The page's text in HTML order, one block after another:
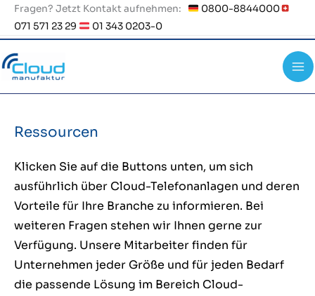
Zum
Inhalt
springen
Fragen? Jetzt Kontakt aufnehmen:
0800-8844000
071 571 23 29
01 343 0203-0
Ressourcen
Klicken Sie auf die Buttons unten, um sich
ausführlich über Cloud-Telefonanlagen und deren
Vorteile für Ihre Branche zu informieren. Bei
weiteren Fragen stehen wir Ihnen gerne zur
Verfügung. Unsere Mitarbeiter finden für
Unternehmen jeder Größe und für jeden Bedarf
die passende Lösung im Bereich Cloud-